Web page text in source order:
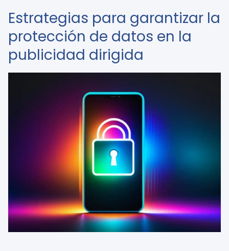
Estrategias para garantizar la
protección de datos en la
publicidad dirigida